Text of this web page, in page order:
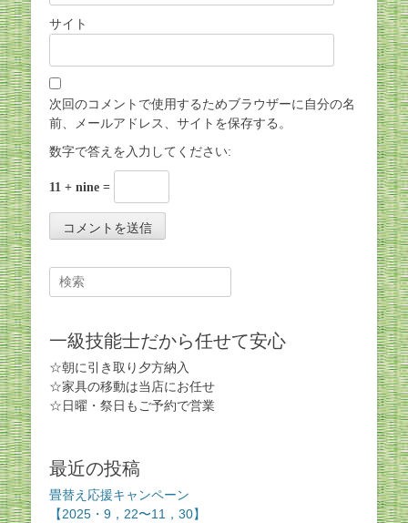
サイト
次回のコメントで使用するためブラウザーに自分の名
前、メールアドレス、サイトを保存する。
数字で答えを入力してください:
11 + nine =
Search
for:
一級技能士だから任せて安心
☆朝に引き取り夕方納入
☆家具の移動は当店にお任せ
☆日曜・祭日もご予約で営業
最近の投稿
畳替え応援キャンペーン
【2025・9，22〜11，30】